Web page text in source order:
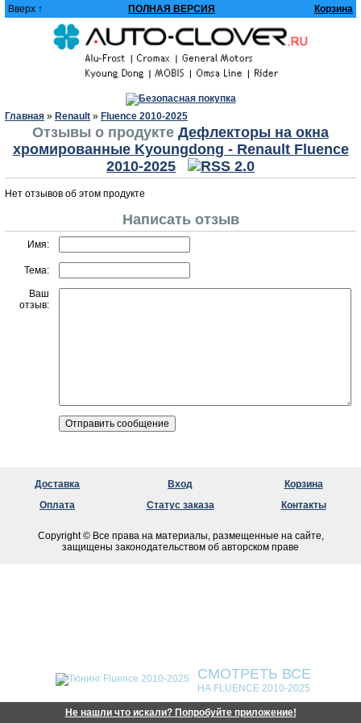
Вверх ↑ ПОЛНАЯ ВЕРСИЯ Корзина
Главная » Renault » Fluence 2010-2025
Отзывы о продукте Дефлекторы на окна
хромированные Kyoungdong - Renault Fluence
2010-2025
Нет отзывов об этом продукте
Написать отзыв
Имя:
Тема:
Ваш
отзыв:
Доставка Вход
Корзина
Оплата
Статус заказа Контакты
Copyright © Все права на материалы, размещенные на сайте,
защищены законодательством об авторском праве
СМОТРЕТЬ ВСЕ
НА FLUENCE 2010-2025
Не нашли что искали? Попробуйте приложение!